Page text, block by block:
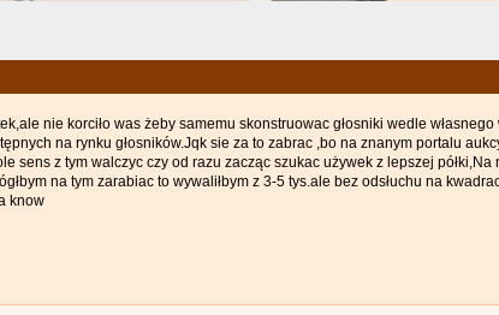
nie korciło was żeby samemu skonstruowac głosniki wedle
na rynku głosników.Jqk sie za to zabrac ,bo na znanym portalu
sens z tym walczyc czy od razu zacząc szukac używek z lepszej
na tym zarabiac to wywaliłbym z 3-5 tys.ale bez odsłuchu na
know